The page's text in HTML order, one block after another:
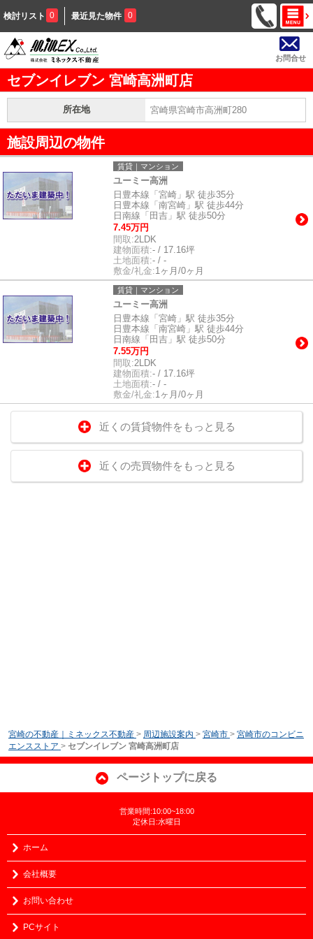
検討リスト 0 最近見た物件 0
お問合せ
セブンイレブン 宮崎高洲町店
所在地 宮崎県宮崎市高洲町280
施設周辺の物件
賃貸｜マンション
ユーミー高洲
日豊本線「宮崎」駅 徒歩35分
日豊本線「南宮崎」駅 徒歩44分
日南線「田吉」駅 徒歩50分
7.45万円
間取:2LDK
建物面積:- / 17.16坪
土地面積:- / -
敷金/礼金:1ヶ月/0ヶ月
賃貸｜マンション
ユーミー高洲
日豊本線「宮崎」駅 徒歩35分
日豊本線「南宮崎」駅 徒歩44分
日南線「田吉」駅 徒歩50分
7.55万円
間取:2LDK
建物面積:- / 17.16坪
土地面積:- / -
敷金/礼金:1ヶ月/0ヶ月
近くの賃貸物件をもっと見る
近くの売買物件をもっと見る
宮崎の不動産｜ミネックス不動産 > 周辺施設案内 > 宮崎市 > 宮崎市のコンビニ
エンスストア > セブンイレブン 宮崎高洲町店
ページトップに戻る
営業時間:10:00~18:00
定休日:水曜日
ホーム
会社概要
お問い合わせ
PCサイト